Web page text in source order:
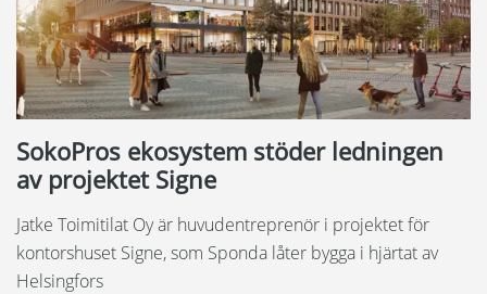
SokoPros ekosystem stöder ledningen
av projektet Signe
Jatke Toimitilat Oy är huvudentreprenör i projektet för
kontorshuset Signe, som Sponda låter bygga i hjärtat av
Helsingfors